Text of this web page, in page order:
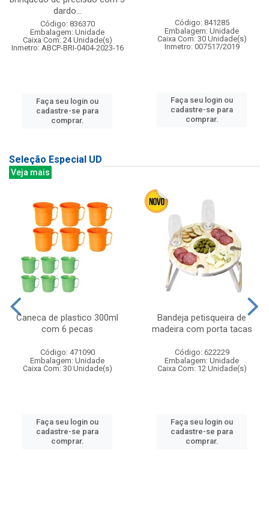
dardo...
Código: 836370
Embalagem: Unidade
Caixa Com: 24 Unidade(s)
Inmetro: ABCP-BRI-0404-2023-16
Faça seu login ou
cadastre-se para
comprar.
Código: 841285
Embalagem: Unidade
Caixa Com: 30 Unidade(s)
Inmetro: 007517/2019
Faça seu login ou
cadastre-se para
comprar.
Seleção Especial UD
Veja mais
Caneca de plastico 300ml
com 6 pecas
Código: 471090
Embalagem: Unidade
Caixa Com: 30 Unidade(s)
Faça seu login ou
cadastre-se para
comprar.
Bandeja petisqueira de
madeira com porta tacas
Código: 622229
Embalagem: Unidade
Caixa Com: 12 Unidade(s)
Faça seu login ou
cadastre-se para
comprar.